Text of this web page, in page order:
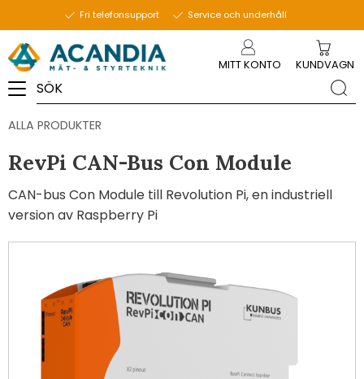
Fri telefonsupport Service och underhåll
MITT KONTO KUNDVAGN
ALLA PRODUKTER
RevPi CAN-Bus Con Module
CAN-bus Con Module till Revolution Pi, en industriell
version av Raspberry Pi